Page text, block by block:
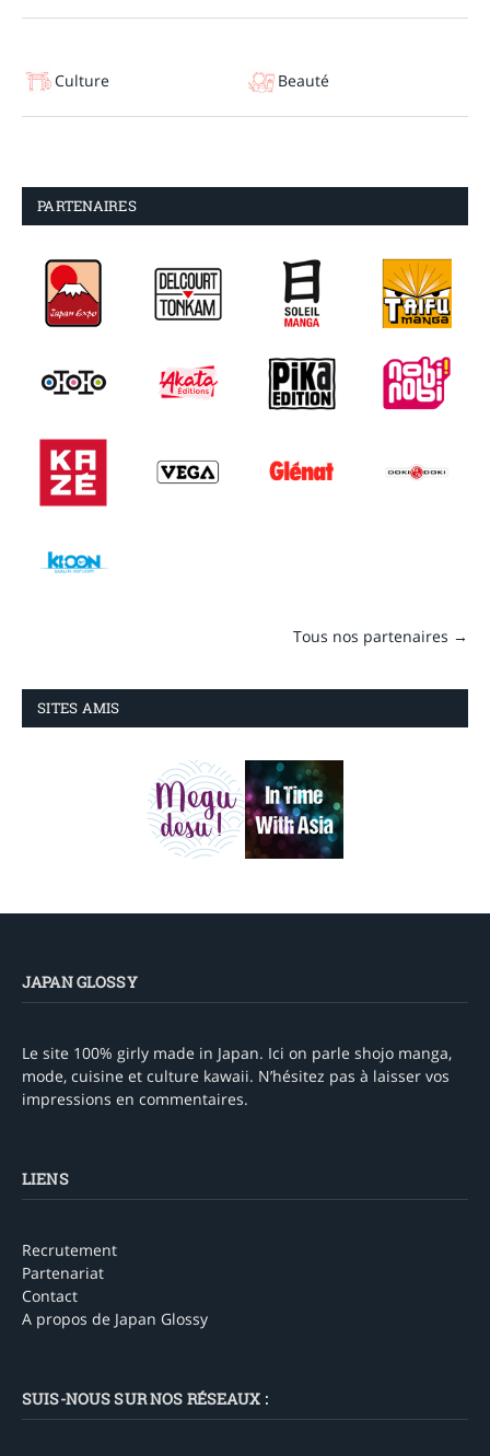
Culture Beauté
PARTENAIRES
Tous nos partenaires →
SITES AMIS
JAPAN GLOSSY
Le site 100% girly made in Japan. Ici on parle shojo manga,
mode, cuisine et culture kawaii. N’hésitez pas à laisser vos
impressions en commentaires.
LIENS
Recrutement
Partenariat
Contact
A propos de Japan Glossy
SUIS-NOUS SUR NOS RÉSEAUX :